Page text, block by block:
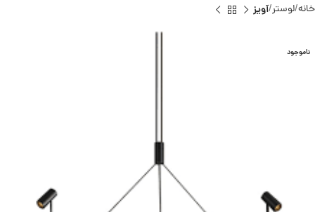
خانه لوستر آویز
ناموجود